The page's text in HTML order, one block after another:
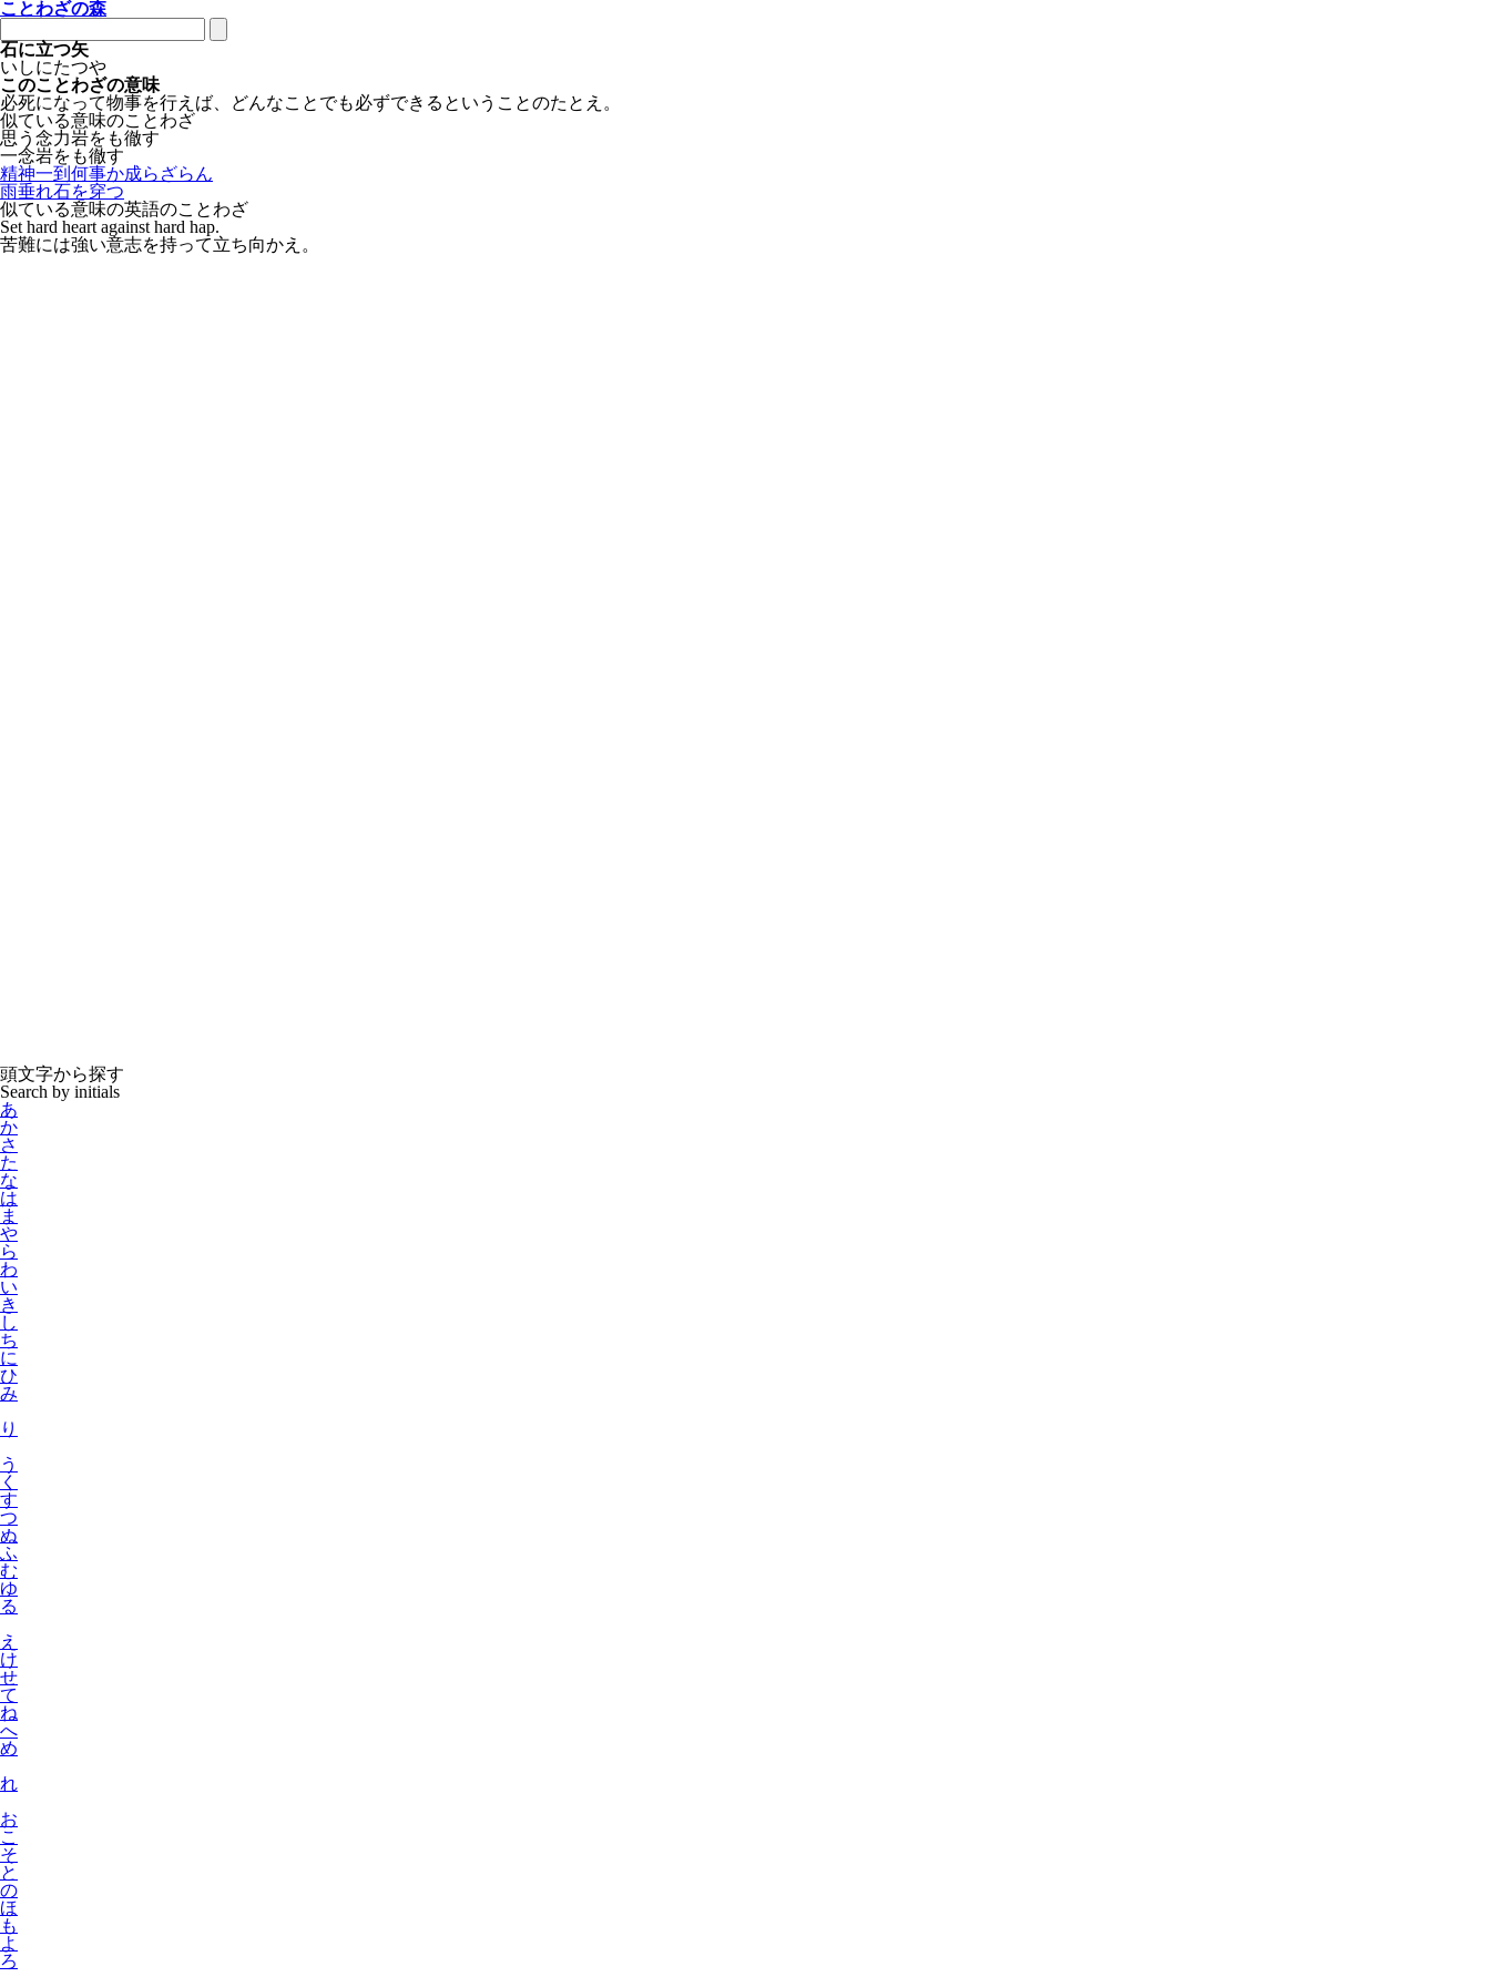
ことわざの森
石に立つ矢
いしにたつや
このことわざの意味
必死になって物事を行えば、どんなことでも必ずできるということのたとえ。
似ている意味のことわざ
思う念力岩をも徹す
一念岩をも徹す
精神一到何事か成らざらん
雨垂れ石を穿つ
似ている意味の英語のことわざ
Set hard heart against hard hap.
苦難には強い意志を持って立ち向かえ。
頭文字から探す
Search by initials
あ
か
さ
た
な
は
ま
や
ら
わ
い
き
し
ち
に
ひ
み
り
う
く
す
つ
ぬ
ふ
む
ゆ
る
え
け
せ
て
ね
へ
め
れ
お
こ
そ
と
の
ほ
も
よ
ろ